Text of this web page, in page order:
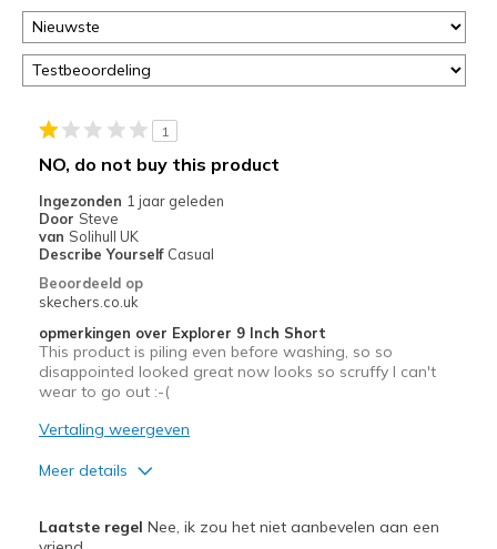
op
deze
page
of
<a
de
page
met
de
van
page_id
bezoeken.
1
NO, do not buy this product
Ingezonden 1 jaar geleden
Door Steve
van Solihull UK
Describe Yourself Casual
Beoordeeld op
skechers.co.uk
opmerkingen over Explorer 9 Inch Short
This product is piling even before washing, so so
disappointed looked great now looks so scruffy I can't
wear to go out :-(
Vertaling weergeven
Meer details
Attractive Design
Laatste regel Nee, ik zou het niet aanbevelen aan een